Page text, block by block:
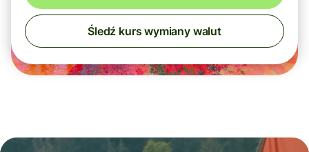
Śledź kurs wymiany walut